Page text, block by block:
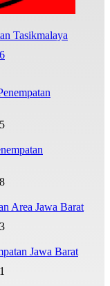
Tasikmalaya
Area Jawa Barat
Jawa Barat